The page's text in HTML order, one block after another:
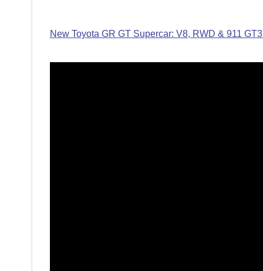
New Toyota GR GT Supercar: V8, RWD & 911